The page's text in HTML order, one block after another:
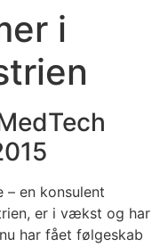
i
– en konsulent
er i vækst og har
har fået følgeskab